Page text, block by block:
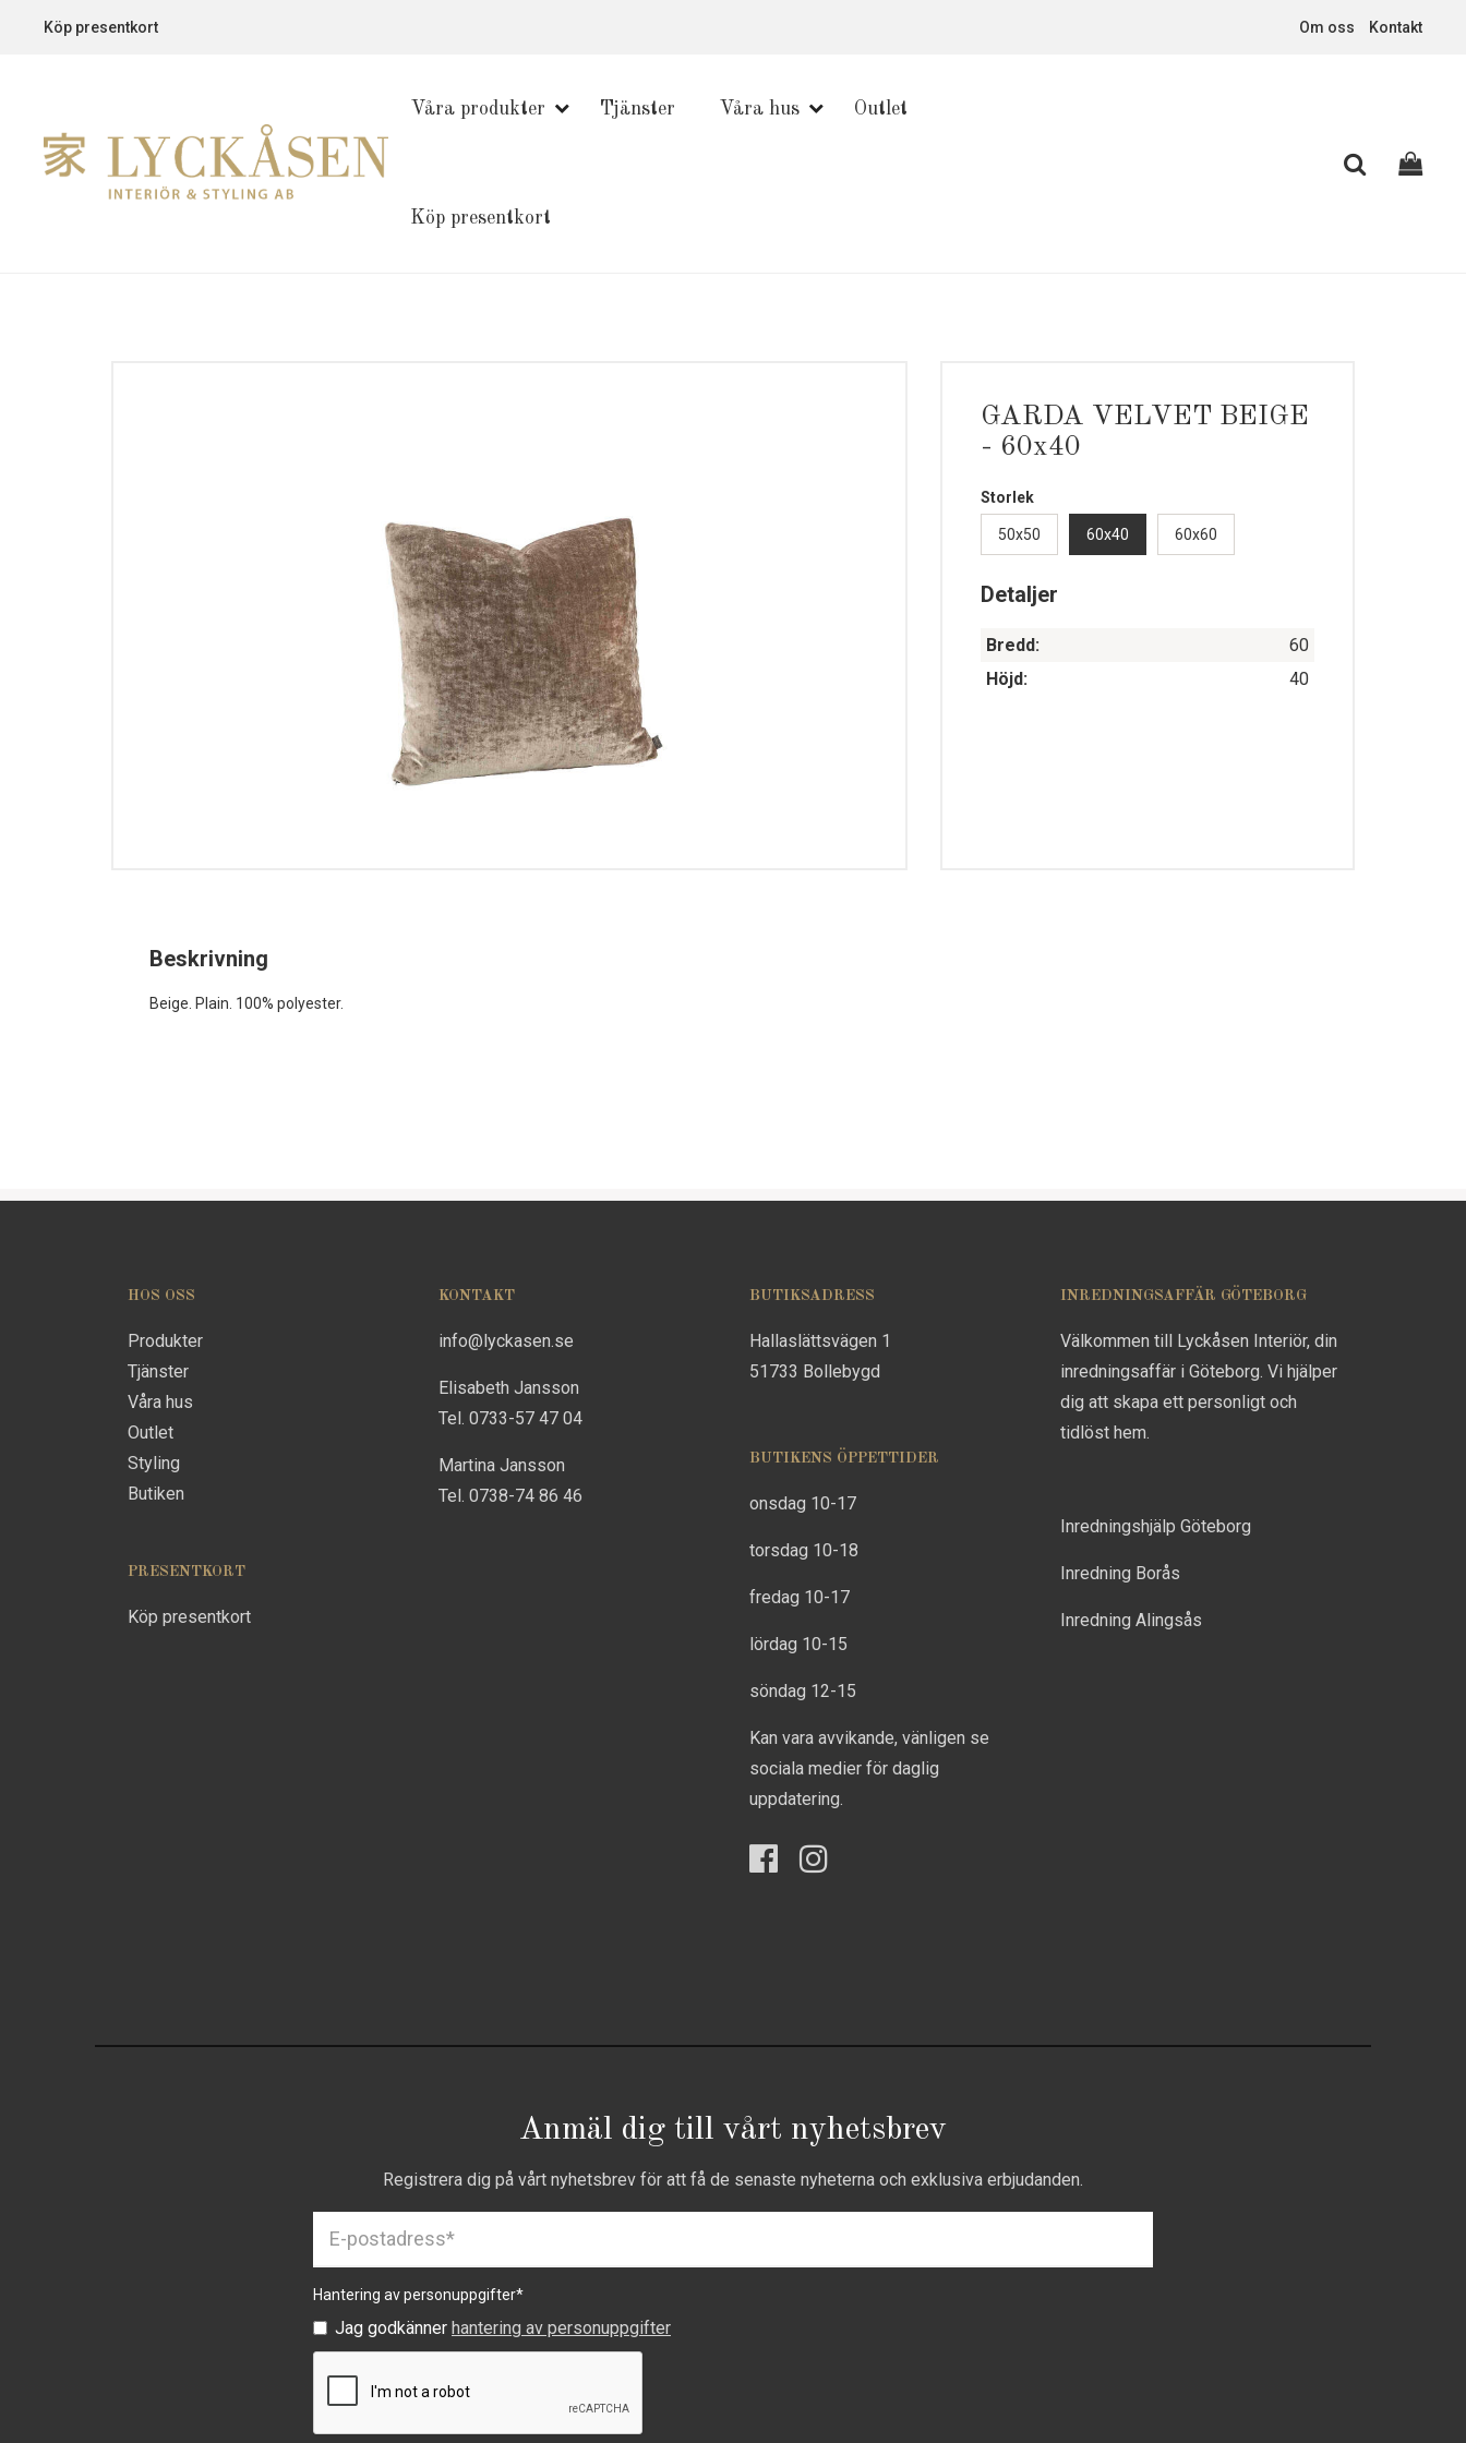
Köp presentkort Om oss Kontakt
Våra produkter Tjänster Våra hus Outlet
Köp presentkort
GARDA VELVET BEIGE
- 60x40
Storlek
50x50 60x40 60x60
Detaljer
Bredd:
60
Höjd:
40
Beskrivning
Beige. Plain. 100% polyester.
HOS OSS
Produkter
Tjänster
Våra hus
Outlet
Styling
Butiken
PRESENTKORT
Köp presentkort
KONTAKT
info@lyckasen.se
Elisabeth Jansson
Tel. 0733-57 47 04
Martina Jansson
Tel. 0738-74 86 46
BUTIKSADRESS
Hallaslättsvägen 1
51733 Bollebygd
BUTIKENS ÖPPETTIDER
onsdag 10-17
torsdag 10-18
fredag 10-17
lördag 10-15
söndag 12-15
Kan vara avvikande, vänligen se
sociala medier för daglig
uppdatering.
INREDNINGSAFFÄR GÖTEBORG
Välkommen till Lyckåsen Interiör, din
inredningsaffär i Göteborg. Vi hjälper
dig att skapa ett personligt och
tidlöst hem.
Inredningshjälp Göteborg
Inredning Borås
Inredning Alingsås
Anmäl dig till vårt nyhetsbrev
Registrera dig på vårt nyhetsbrev för att få de senaste nyheterna och exklusiva erbjudanden.
Hantering av personuppgifter*
Jag godkänner hantering av personuppgifter